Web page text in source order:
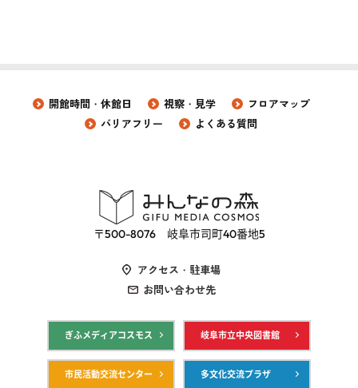
開館時間・休館日 視察・見学
フロアマップ
バリアフリー
よくある質問
〒500-8076 岐阜市司町40番地5
アクセス・駐車場
お問い合わせ先
ぎふメディアコスモス 岐阜市立中央図書館
市民活動交流センター 多文化交流プラザ